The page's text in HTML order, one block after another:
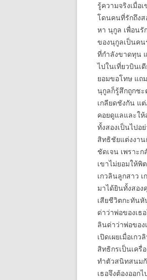
รู้ความจริงเมื่อ
โดนคนที่รักถึงส
หา นุกูล เพื่อน
ของนุกูลเป็นคน
ที่กำลังขาดทุน
ไปในเที่ยวบินเ
ยอมขอโทษ แถ
นุกูลก็รู้สึกถูกชะ
เกลียดชังกัน แ
คอยดูแลและใ
ทั้งสองเป็นไปอ
สิทธิชัยแต่งงาน
ชัดเจน เพราะ
เขาไม่ยอมให้
เกวลินลูกสาว
มาได้ยินทั้งสอง
เสียชีวิตกะทันหั
ด่าว่าพ่อของเ
ลินด่าว่าพ่อของ
เปิดเผยเมื่อเก
สิทธิกรเป็นเครื่
ทำตัวสนิทสนม
เธอจึงต้องออก